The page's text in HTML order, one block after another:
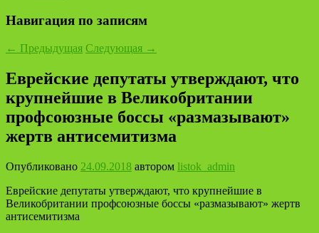
Навигация по записям
← Предыдущая Следующая →
Еврейские депутаты утверждают, что
крупнейшие в Великобритании
профсоюзные боссы «размазывают»
жертв антисемитизма
Опубликовано 24.09.2018 автором listok_admin
Еврейские депутаты утверждают, что крупнейшие в
Великобритании профсоюзные боссы «размазывают» жертв
антисемитизма